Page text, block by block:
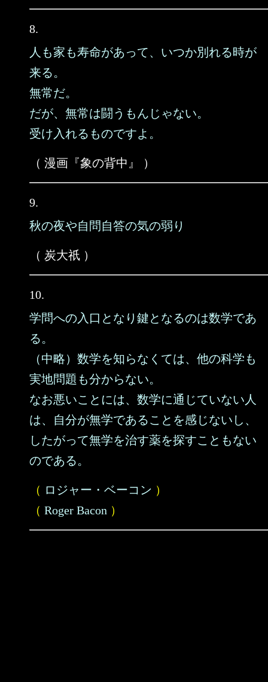
8.
人も家も寿命があって、いつか別れる時が
来る。
無常だ。
だが、無常は闘うもんじゃない。
受け入れるものですよ。
（ 漫画『象の背中』 ）
9.
秋の夜や自問自答の気の弱り
（ 炭大祇 ）
10.
学問への入口となり鍵となるのは数学であ
る。
（中略）数学を知らなくては、他の科学も
実地問題も分からない。
なお悪いことには、数学に通じていない人
は、自分が無学であることを感じないし、
したがって無学を治す薬を探すこともない
のである。
（ ロジャー・ベーコン ）
（ Roger Bacon ）